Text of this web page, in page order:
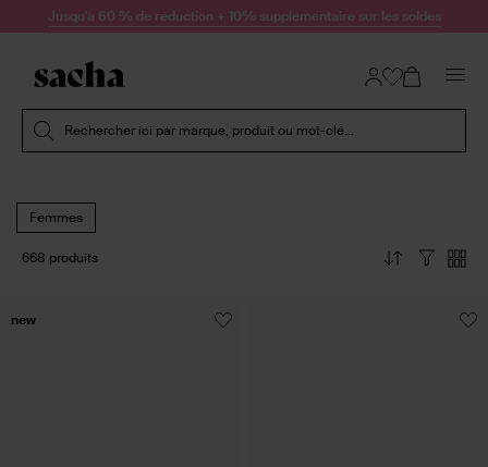
Passer au contenu
Jusqu'à 60 % de réduction + 10% supplémentaire sur les soldes
Rechercher ici par marque, produit ou mot-clé...
Femmes
668 produits
new